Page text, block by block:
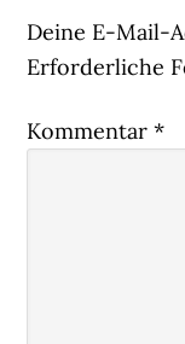
Deine E-Mail-
Erforderliche
Kommentar*